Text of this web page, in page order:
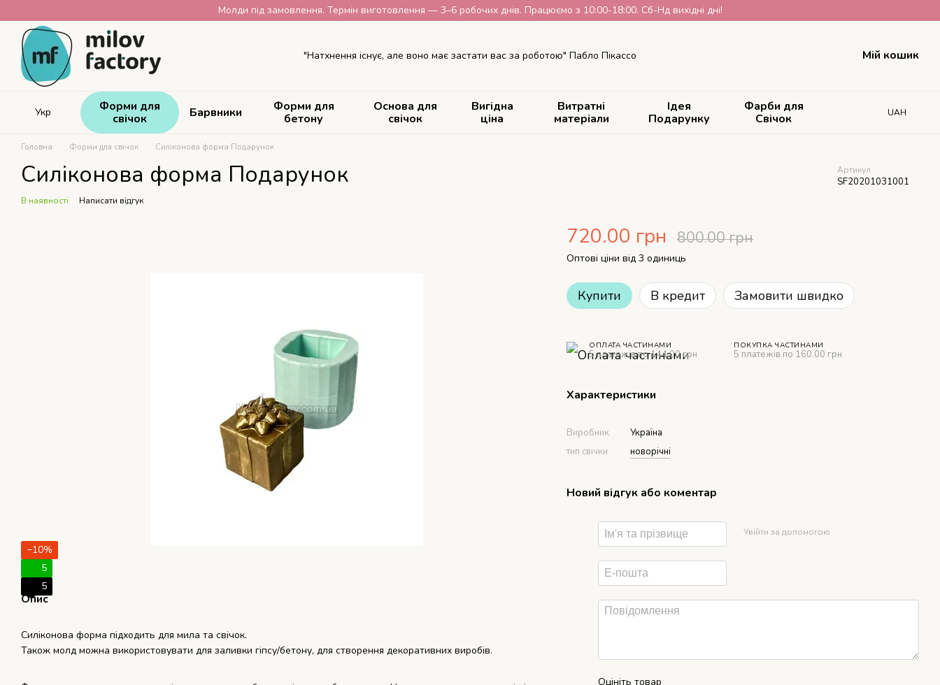
Молди під замовлення. Термін виготовлення — 3–6 робочих днів. Працюємо з 10:00-18:00. Сб-Нд вихідні дні!
"Натхнення існує, але воно має застати вас за роботою" Пабло Пікассо Мій кошик
Укр
Форми для
свічок
Барвники
Форми для
бетону
Основа для
свічок
Вигідна
ціна
Витратні
матеріали
Ідея
Подарунку
Фарби для
Свічок
UAH
Головна Форми для свічок Силіконова форма Подарунок
Силіконова форма Подарунок Артикул
SF20201031001
В наявності Написати відгук
−10%
5
5
Опис
Силіконова форма підходить для мила та свічок.
Також молд можна використовувати для заливки гіпсу/бетону, для створення декоративних виробів.
720.00 грн 800.00 грн
Оптові ціни від 3 одиниць
Купити В кредит Замовити швидко
ОПЛАТА ЧАСТИНАМИ
5 платежів по 144.00 грн
ПОКУПКА ЧАСТИНАМИ
5 платежів по 160.00 грн
Характеристики
Виробник
Україна
тип свічки
новорічні
Новий відгук або коментар
Увійти за допомогою
Оцініть товар